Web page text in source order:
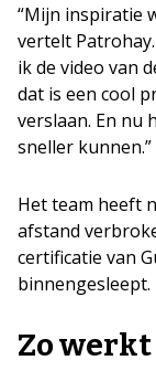
“Mijn inspiratie
vertelt
ik de video van
dat is een cool
verslaan. En nu
sneller kunnen.”
Het team heeft
afstand
certificatie van
binnengesleept.
Zo